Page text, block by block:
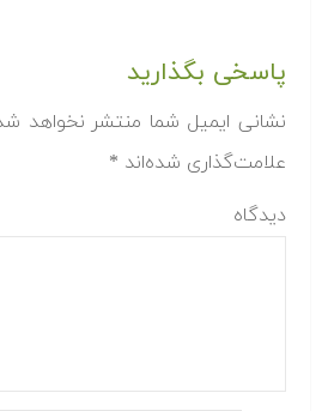
پاسخی بگذارید
نشانی ایمیل شما منتشر نخواهد
علامت‌گذاری شده‌اند *
دیدگاه